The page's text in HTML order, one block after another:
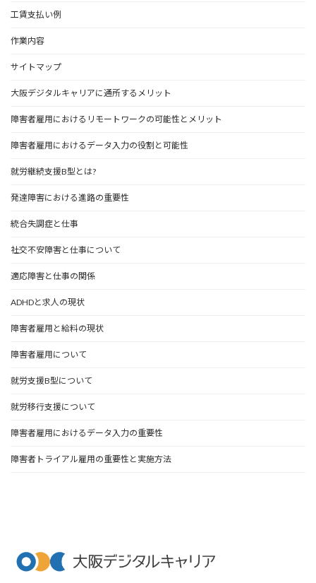
工賃支払い例
作業内容
サイトマップ
大阪デジタルキャリアに通所するメリット
障害者雇用におけるリモートワークの可能性とメリット
障害者雇用におけるデータ入力の役割と可能性
就労継続支援B型とは?
発達障害における進路の重要性
統合失調症と仕事
社交不安障害と仕事について
適応障害と仕事の関係
ADHDと求人の現状
障害者雇用と給料の現状
障害者雇用について
就労支援B型について
就労移行支援について
障害者雇用におけるデータ入力の重要性
障害者トライアル雇用の重要性と実施方法